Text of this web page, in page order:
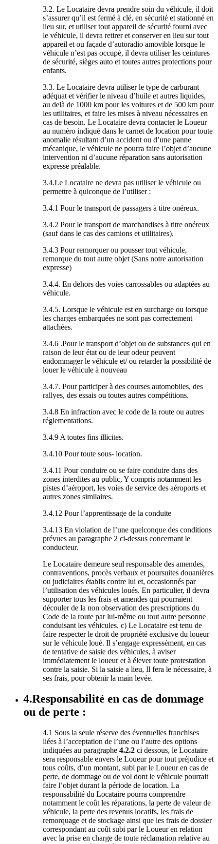
3.2. Le Locataire devra prendre soin du véhicule, il doit
s’assurer qu’il est fermé à clé, en sécurité et stationné en
lieu sur, et utiliser tout appareil de sécurité fourni avec
le véhicule, il devra retirer et conserver en lieu sur tout
appareil et ou façade d’autoradio amovible lorsque le
véhicule n’est pas occupé, il devra utiliser les ceintures
de sécurité, sièges auto et toutes autres protections pour
enfants.
3.3. Le Locataire devra utiliser le type de carburant
adéquat et vérifier le niveau d’huile et autres liquides,
au delà de 1000 km pour les voitures et de 500 km pour
les utilitaires, et faire les mises à niveau nécessaires en
cas de besoin. Le Locataire devra contacter le Loueur
au numéro indiqué dans le carnet de location pour toute
anomalie résultant d’un accident ou d’une panne
mécanique, le véhicule ne pourra faire l’objet d’aucune
intervention ni d’aucune réparation sans autorisation
expresse préalable.
3.4.Le Locataire ne devra pas utiliser le véhicule ou
permettre à quiconque de l’utiliser :
3.4.1 Pour le transport de passagers à titre onéreux.
3.4.2 Pour le transport de marchandises à titre onéreux
(sauf dans le cas des camions et utilitaires).
3.4.3 Pour remorquer ou pousser tout véhicule,
remorque du tout autre objet (Sans notre autorisation
expresse)
3.4.4. En dehors des voies carrossables ou adaptées au
véhicule.
3.4.5. Lorsque le véhicule est en surcharge ou lorsque
les charges embarquées ne sont pas correctement
attachées.
3.4.6 .Pour le transport d’objet ou de substances qui en
raison de leur état ou de leur odeur peuvent
endommager le véhicule et/ ou retarder la possibilité de
louer le véhicule à nouveau
3.4.7. Pour participer à des courses automobiles, des
rallyes, des essais ou toutes autres compétitions.
3.4.8 En infraction avec le code de la route ou autres
réglementations.
3.4.9 A toutes fins illicites.
3.4.10 Pour toute sous- location.
3.4.11 Pour conduire ou se faire conduire dans des
zones interdites au public, Y compris notamment les
pistes d’aéroport, les voies de service des aéroports et
autres zones similaires.
3.4.12 Pour l’apprentissage de la conduite
3.4.13 En violation de l’une quelconque des conditions
prévues au paragraphe 2 ci-dessus concernant le
conducteur.
Le Locataire demeure seul responsable des amendes,
contraventions, procès verbaux et poursuites douanières
ou judiciaires établis contre lui et, occasionnés par
l’utilisation des véhicules loués. En particulier, il devra
supporter tous les frais et amendes qui pourraient
découler de la non observation des prescriptions du
Code de la route par lui-même ou tout autre personne
conduisant les véhicules. c) Le Locataire est tenu de
faire respecter le droit de propriété exclusive du loueur
sur le véhicule loué. Il s’engage expressément, en cas
de tentative de saisie des véhicules, à aviser
immédiatement le loueur et à élever toute protestation
contre la saisie. Si la saisie a lieu, Il fera le nécessaire, à
ses frais, pour obtenir la main levée.
4.Responsabilité en cas de dommage
ou de perte :
4.1 Sous la seule réserve des éventuelles franchises
liées à l’acceptation de l’une ou l’autre des options
indiquées au paragraphe 4.2.2 ci dessous, le Locataire
sera responsable envers le Loueur pour tout préjudice et
tous coûts, d’un montant, subi par le Loueur en cas de
perte, de dommage ou de vol dont le véhicule pourrait
faire l’objet durant la période de location. La
responsabilité du Locataire pourra comprendre
notamment le coût les réparations, la perte de valeur de
véhicule, la perte des revenus locatifs, les frais de
remorquage et de stockage ainsi que les frais de dossier
correspondant au coût subi par le Loueur en relation
avec la prise en charge de toute réclamation relative au